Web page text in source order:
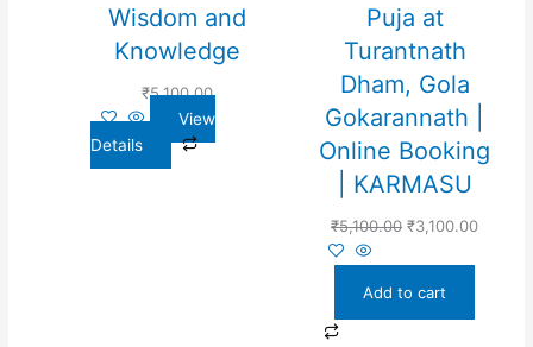
Wisdom and
Knowledge
₹5,100.00
View
Details
Puja at
Turantnath
Dham, Gola
Gokarannath |
Online Booking
| KARMASU
₹5,100.00 ₹3,100.00
Add to cart